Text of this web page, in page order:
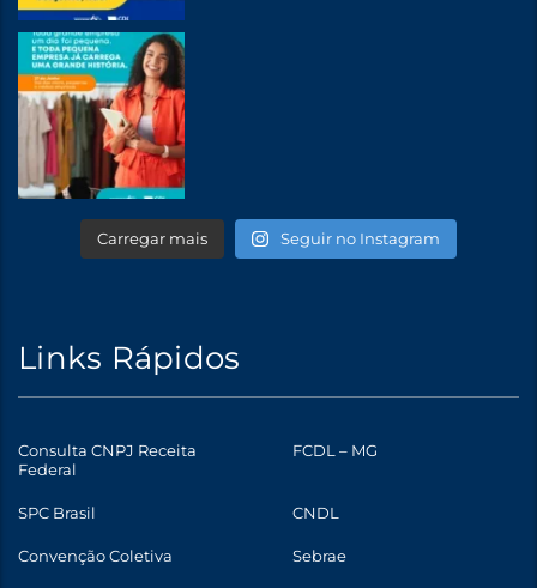
Carregar mais Seguir no Instagram
Links Rápidos
Consulta CNPJ Receita
Federal
FCDL – MG
SPC Brasil CNDL
Convenção Coletiva Sebrae